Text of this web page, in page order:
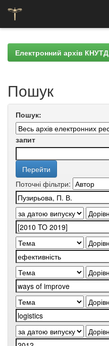
navigationЕлектронний архів КНУТД
Пошук
Пошук:
запит
Поточні фільтри: